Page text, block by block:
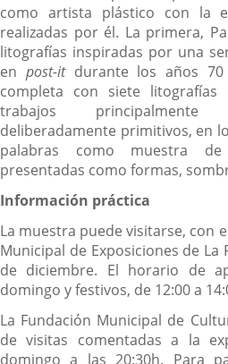
como artista plástico con la
realizadas por él. La primera,
litografías inspiradas por una
en post-itdurante los años 70
completa con siete litografías
trabajos
deliberadamente primitivos, en
palabras como muestra
presentadas como formas,
Información práctica
La muestra puede visitarse, con
Municipal de Exposiciones de
de diciembre. El horario de
domingo y festivos, de 12:00 a
La Fundación Municipal de
de visitas comentadas a la
domingo a las 20:30h. Para